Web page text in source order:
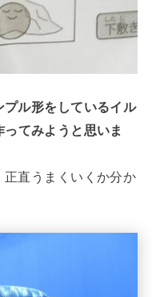
プル形をしているイル
てみようと思いま
正直うまくいくか分か